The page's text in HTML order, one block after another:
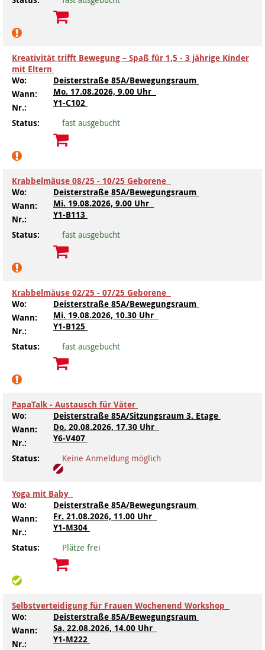
Kreativität trifft Bewegung – Spaß für 1,5 - 3 jährige Kinder
mit Eltern
Wo:
Deisterstraße 85A/Bewegungsraum
Wann:
Mo. 17.08.2026, 9.00 Uhr
Nr.:
Y1-C102
Status:
fast ausgebucht
Krabbelmäuse 08/25 - 10/25 Geborene
Wo:
Deisterstraße 85A/Bewegungsraum
Wann:
Mi. 19.08.2026, 9.00 Uhr
Nr.:
Y1-B113
Status:
fast ausgebucht
Krabbelmäuse 02/25 - 07/25 Geborene
Wo:
Deisterstraße 85A/Bewegungsraum
Wann:
Mi. 19.08.2026, 10.30 Uhr
Nr.:
Y1-B125
Status:
fast ausgebucht
PapaTalk - Austausch für Väter
Wo:
Deisterstraße 85A/Sitzungsraum 3. Etage
Wann:
Do. 20.08.2026, 17.30 Uhr
Nr.:
Y6-V407
Status:
Keine Anmeldung möglich
Yoga mit Baby
Wo:
Deisterstraße 85A/Bewegungsraum
Wann:
Fr. 21.08.2026, 11.00 Uhr
Nr.:
Y1-M304
Status:
Plätze frei
Selbstverteidigung für Frauen Wochenend Workshop
Wo:
Deisterstraße 85A/Bewegungsraum
Wann:
Sa. 22.08.2026, 14.00 Uhr
Nr.:
Y1-M222